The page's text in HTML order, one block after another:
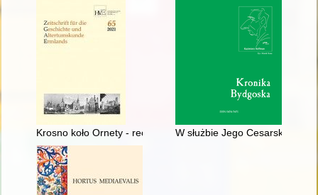
Krosno koło Ornety - recenzja] W służbie Jego Cesarskiej